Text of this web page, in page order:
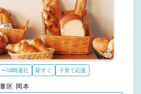
〜18時退社 駅すぐ 子育て応援
兵庫県 神戸市東灘区 岡本